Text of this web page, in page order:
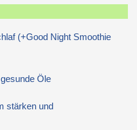
(+Good Night Smoothie
Öle
stärken und